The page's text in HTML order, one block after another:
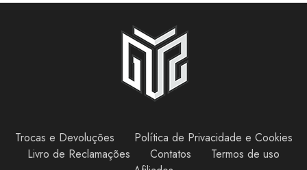
Trocas e Devoluções
Política de Privacidade e Cookies
Livro de Reclamações
Contatos
Termos de uso